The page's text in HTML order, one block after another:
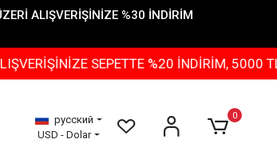
ALIŞVERİŞİNİZE %30 İNDİRİM
SEPETTE %20 İNDİRİM, 5000 TL
русский
USD - Dolar
0